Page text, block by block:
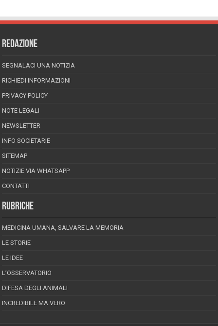
REDAZIONE
SEGNALACI UNA NOTIZIA
RICHIEDI INFORMAZIONI
PRIVACY POLICY
NOTE LEGALI
NEWSLETTER
INFO SOCIETARIE
SITEMAP
NOTIZIE VIA WHATSAPP
CONTATTI
RUBRICHE
MEDICINA UMANA, SALVARE LA MEMORIA
LE STORIE
LE IDEE
L’OSSERVATORIO
DIFESA DEGLI ANIMALI
INCREDIBILE MA VERO